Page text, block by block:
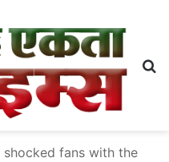
shocked fans with the